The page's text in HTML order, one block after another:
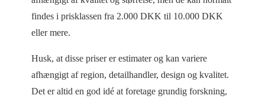
findes i prisklassen fra 2.000 DKK til 10.000 DKK
eller mere.
Husk, at disse priser er estimater og kan variere
afhængigt af region, detailhandler, design og kvalitet.
Det er altid en god idé at foretage grundig forskning,